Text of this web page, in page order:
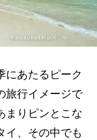
にあたるピーク
旅行イメージで
まりピンとこな
イ、その中でも